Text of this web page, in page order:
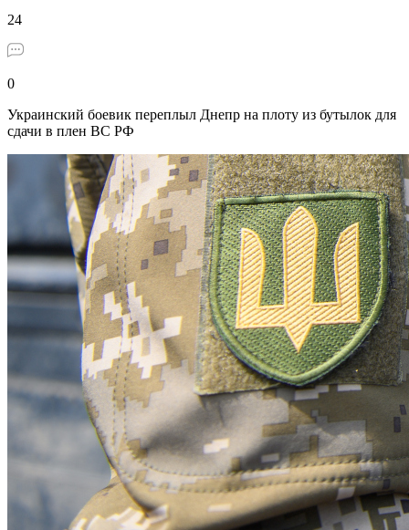
24
0
Украинский боевик переплыл Днепр на плоту из бутылок для
сдачи в плен ВС РФ